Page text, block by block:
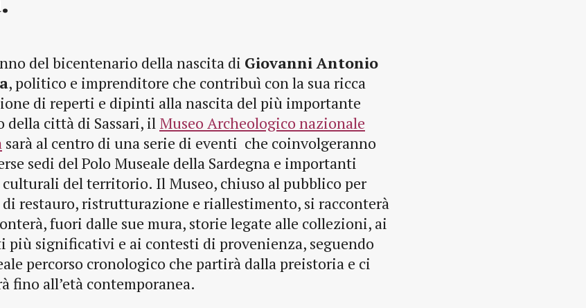
del bicentenario della nascita di Giovanni Antonio
, politico e imprenditore che contribuì con la sua ricca
di reperti e dipinti alla nascita del più importante
della città di Sassari, il Museo Archeologico nazionale
sarà al centro di una serie di eventi che coinvolgeranno
sedi del Polo Museale della Sardegna e importanti
del territorio. Il Museo, chiuso al pubblico per
restauro, ristrutturazione e riallestimento, si racconterà
fuori dalle sue mura, storie legate alle collezioni, ai
più significativi e ai contesti di provenienza, seguendo
percorso cronologico che partirà dalla preistoria e ci
fino all’età contemporanea.